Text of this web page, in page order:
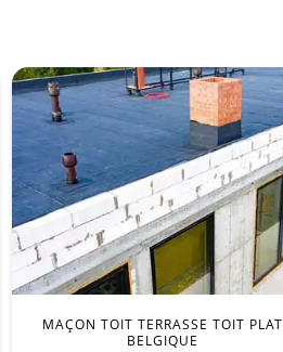
MAÇON TOIT TERRASSE TOIT PLAT
BELGIQUE